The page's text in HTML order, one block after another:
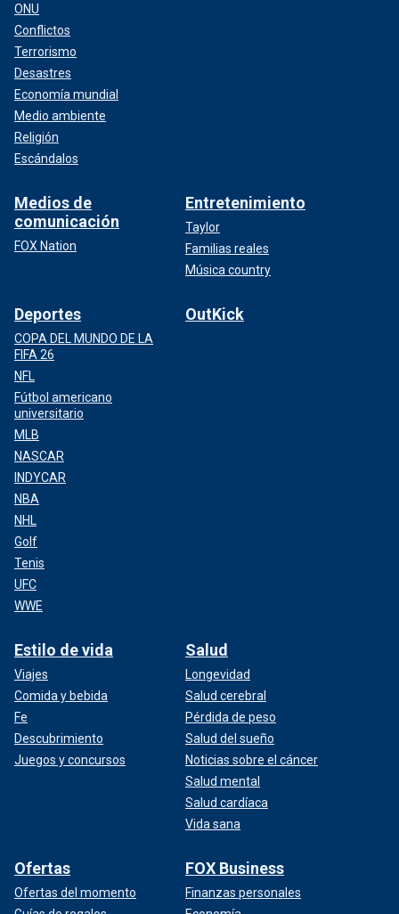
ONU
Conflictos
Terrorismo
Desastres
Economía mundial
Medio ambiente
Religión
Escándalos
Medios de
comunicación
FOX Nation
Entretenimiento
Taylor
Familias reales
Música country
Deportes
COPA DEL MUNDO DE LA
FIFA 26
NFL
Fútbol americano
universitario
MLB
NASCAR
INDYCAR
NBA
NHL
Golf
Tenis
UFC
WWE
OutKick
Estilo de vida
Viajes
Comida y bebida
Fe
Descubrimiento
Juegos y concursos
Salud
Longevidad
Salud cerebral
Pérdida de peso
Salud del sueño
Noticias sobre el cáncer
Salud mental
Salud cardíaca
Vida sana
Ofertas
Ofertas del momento
FOX Business
Finanzas personales